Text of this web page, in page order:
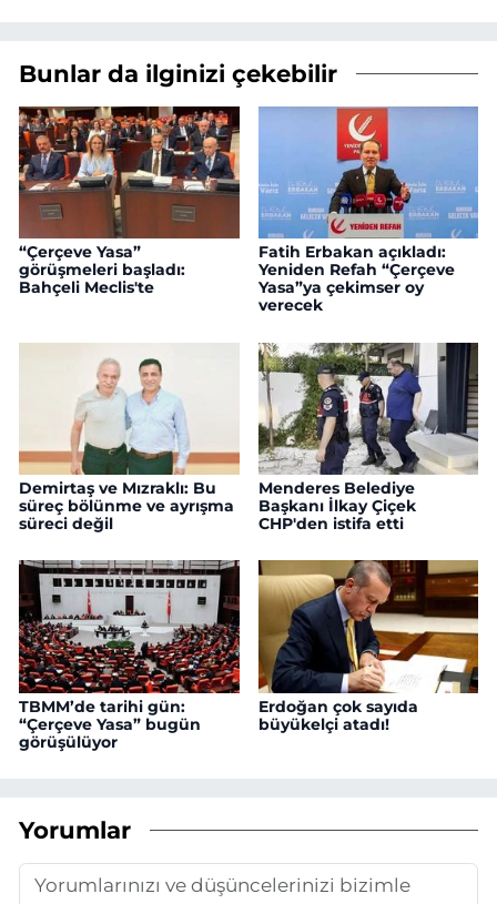
Bunlar da ilginizi çekebilir
“Çerçeve Yasa”
görüşmeleri başladı:
Bahçeli Meclis'te
Fatih Erbakan açıkladı:
Yeniden Refah “Çerçeve
Yasa”ya çekimser oy
verecek
Demirtaş ve Mızraklı: Bu
süreç bölünme ve ayrışma
süreci değil
Menderes Belediye
Başkanı İlkay Çiçek
CHP'den istifa etti
TBMM’de tarihi gün:
“Çerçeve Yasa” bugün
görüşülüyor
Erdoğan çok sayıda
büyükelçi atadı!
Yorumlar